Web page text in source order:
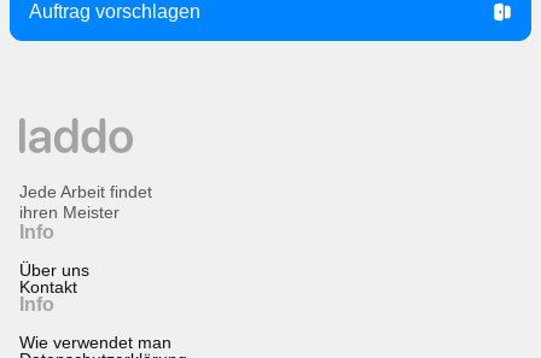
Auftrag vorschlagen
Info
Über uns
Kontakt
Info
Wie verwendet man
Jede Arbeit findet
ihren Meister